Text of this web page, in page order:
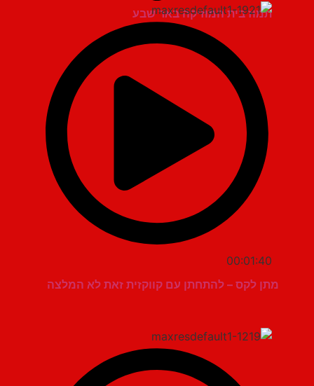
תמוז בית המוזיקה באר שבע
00:01:40
מתן לקס – להתחתן עם קווקזית זאת לא המלצה